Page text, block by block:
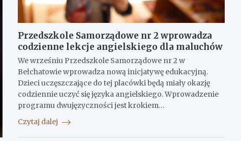
Przedszkole Samorządowe nr 2 wprowadza
codzienne lekcje angielskiego dla maluchów
We wrześniu Przedszkole Samorządowe nr 2 w
Bełchatowie wprowadza nową inicjatywę edukacyjną.
Dzieci uczęszczające do tej placówki będą miały okazję
codziennie uczyć się języka angielskiego. Wprowadzenie
programu dwujęzyczności jest krokiem…
Czytaj dalej